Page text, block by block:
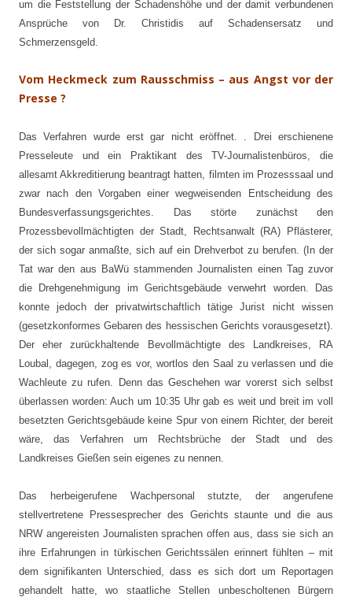
um die Feststellung der Schadenshöhe und der damit verbundenen
Ansprüche von Dr. Christidis auf Schadensersatz und
Schmerzensgeld.
Vom Heckmeck zum Rausschmiss – aus Angst vor der
Presse ?
Das Verfahren wurde erst gar nicht eröffnet. . Drei erschienene
Presseleute und ein Praktikant des TV-Journalistenbüros, die
allesamt Akkreditierung beantragt hatten, filmten im Prozesssaal und
zwar nach den Vorgaben einer wegweisenden Entscheidung des
Bundesverfassungsgerichtes. Das störte zunächst den
Prozessbevollmächtigten der Stadt, Rechtsanwalt (RA) Pflästerer,
der sich sogar anmaßte, sich auf ein Drehverbot zu berufen. (In der
Tat war den aus BaWü stammenden Journalisten einen Tag zuvor
die Drehgen­ehmigung im Gerichtsgebäude verwehrt worden. Das
konnte jedoch der privatwirtschaftlich tätige Jurist nicht wissen
(gesetzkonformes Gebaren des hessischen Gerichts voraus­ge­setzt).
Der eher zurückhaltende Bevollmächtigte des Landkreises, RA
Loubal, dagegen, zog es vor, wortlos den Saal zu verlassen und die
Wachleute zu rufen. Denn das Geschehen war vorerst sich selbst
überlassen worden: Auch um 10:35 Uhr gab es weit und breit im voll
besetzten Gerichtsgebäude keine Spur von einem Richter, der bereit
wäre, das Verfahren um Rechtsbrüche der Stadt und des
Landkreises Gießen sein eigenes zu nennen.
Das herbeigerufene Wachpersonal stutzte, der angerufene
stellvertretene Pressesprecher des Gerichts staunte und die aus
NRW angereisten Journalisten sprachen offen aus, dass sie sich an
ihre Erfahrungen in türkischen Gerichtssälen erinnert fühlten – mit
dem signifikanten Unterschied, dass es sich dort um Reportagen
gehandelt hatte, wo staatliche Stellen unbescholtenen Bürgern